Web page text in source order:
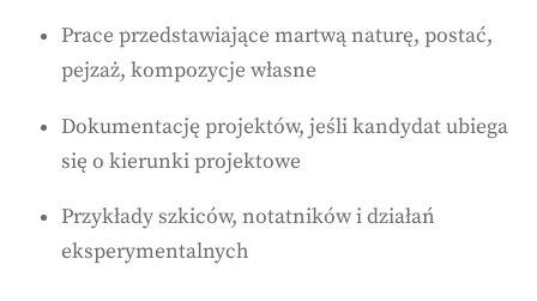
Prace przedstawiające martwą naturę, postać,
pejzaż, kompozycje własne
Dokumentację projektów, jeśli kandydat ubiega
się o kierunki projektowe
Przykłady szkiców, notatników i działań
eksperymentalnych